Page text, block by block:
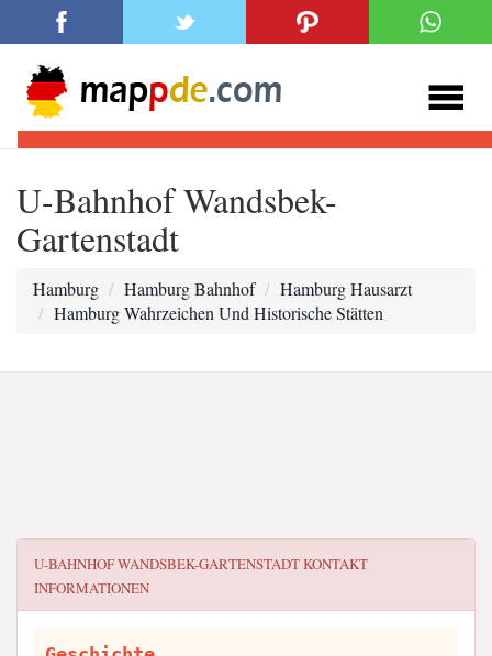
U-Bahnhof Wandsbek-
Gartenstadt
Hamburg Hamburg Bahnhof
Hamburg Hausarzt
Hamburg Wahrzeichen Und Historische Stätten
U-BAHNHOF WANDSBEK-GARTENSTADTKONTAKT
INFORMATIONEN